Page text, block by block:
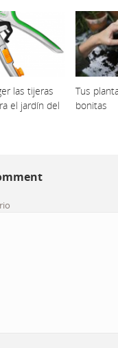
las tijeras
el jardín del
Tus
bonitas